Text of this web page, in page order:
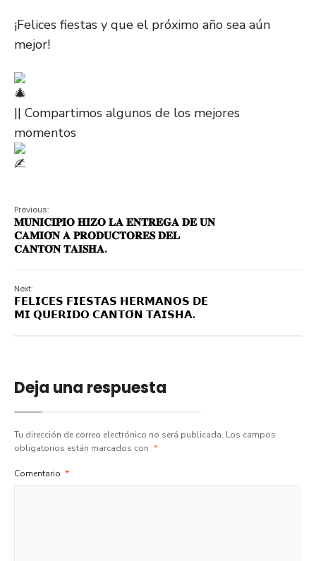
¡Felices fiestas y que el próximo año sea aún
mejor!
|| Compartimos algunos de los mejores
momentos
Previous:
𝐌𝐔𝐍𝐈𝐂𝐈𝐏𝐈𝐎 𝐇𝐈𝐙𝐎 𝐋𝐀 𝐄𝐍𝐓𝐑𝐄𝐆𝐀 𝐃𝐄 𝐔𝐍
𝐂𝐀𝐌𝐈𝐎́𝐍 𝐀 𝐏𝐑𝐎𝐃𝐔𝐂𝐓𝐎𝐑𝐄𝐒 𝐃𝐄𝐋
𝐂𝐀𝐍𝐓𝐎́𝐍 𝐓𝐀𝐈𝐒𝐇𝐀.
Next:
𝗙𝗘𝗟𝗜𝗖𝗘𝗦 𝗙𝗜𝗘𝗦𝗧𝗔𝗦 𝗛𝗘𝗥𝗠𝗔𝗡𝗢𝗦 𝗗𝗘
𝗠𝗜 𝗤𝗨𝗘𝗥𝗜𝗗𝗢 𝗖𝗔𝗡𝗧𝗢́𝗡 𝗧𝗔𝗜𝗦𝗛𝗔.
Deja una respuesta
Tu dirección de correo electrónico no será publicada. Los campos
obligatorios están marcados con *
Comentario *